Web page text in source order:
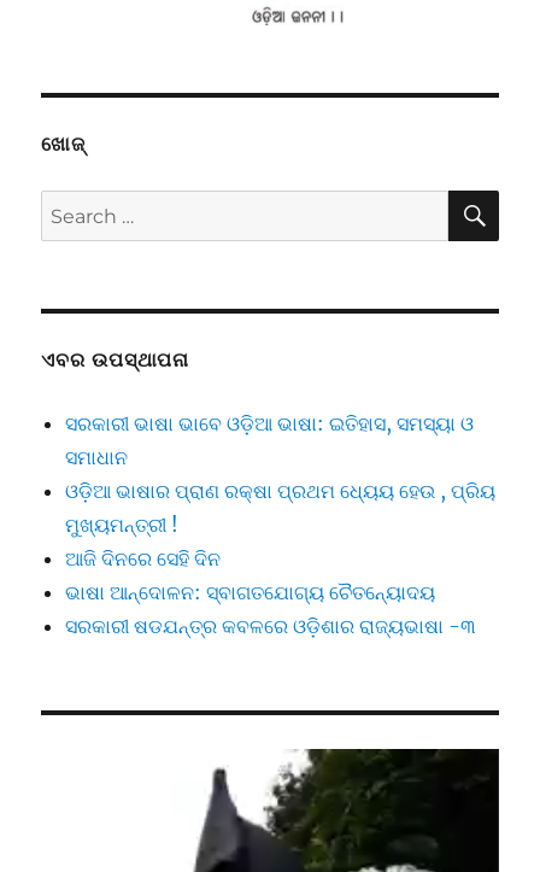
ଖୋଜ୍
Search
for:
ଏବର ଉପସ୍ଥାପନା
ସରକାରୀ ଭାଷା ଭାବେ ଓଡ଼ିଆ ଭାଷା: ଇତିହାସ, ସମସ୍ୟା ଓ
ସମାଧାନ
ଓଡ଼ିଆ ଭାଷାର ପ୍ରାଣ ରକ୍ଷା ପ୍ରଥମ ଧ୍ୟେୟ ହେଉ , ପ୍ରିୟ
ମୁଖ୍ୟମନ୍ତ୍ରୀ !
ଆଜି ଦିନରେ ସେହି ଦିନ
ଭାଷା ଆନ୍ଦୋଳନ: ସ୍ବାଗତଯୋଗ୍ୟ ଚୈତନ୍ୟୋଦୟ
ସରକାରୀ ଷଡଯନ୍ତ୍ର କବଳରେ ଓଡ଼ିଶାର ରାଜ୍ୟଭାଷା -୩